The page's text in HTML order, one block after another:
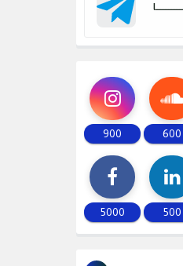
600
900
500
5000